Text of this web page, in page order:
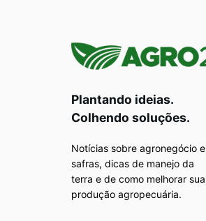
Plantando ideias.
Colhendo soluções.
Notícias sobre agronegócio e
safras, dicas de manejo da
terra e de como melhorar sua
produção agropecuária.